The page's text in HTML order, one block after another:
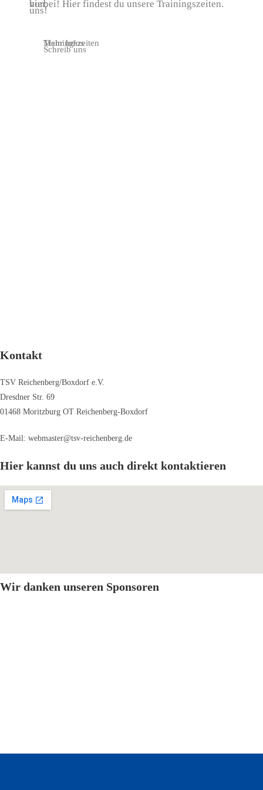
uns!
Schreib uns
hier.
Mehr Infos
vorbei! Hier findest du unsere Trainingszeiten.
Trainingszeiten
Kontakt
TSV Reichenberg/Boxdorf e.V.
Dresdner Str. 69
01468 Moritzburg OT Reichenberg-Boxdorf
E-Mail: webmaster@tsv-reichenberg.de
Hier kannst du uns auch direkt kontaktieren
Wir danken unseren Sponsoren